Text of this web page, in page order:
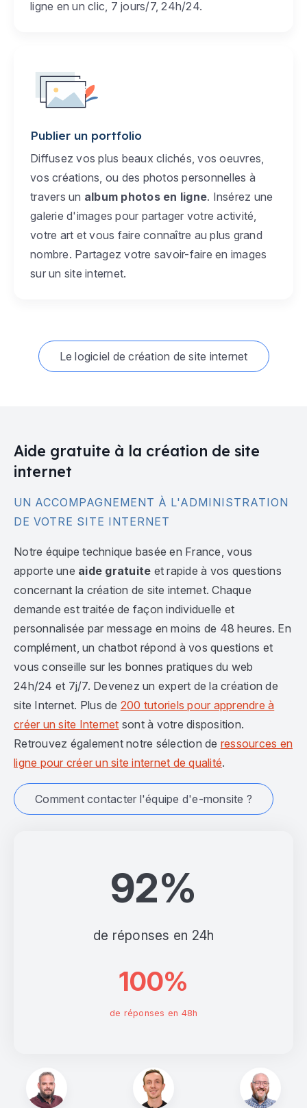
ligne en un clic, 7 jours/7, 24h/24.
Publier un portfolio
Diffusez vos plus beaux clichés, vos oeuvres,
vos créations, ou des photos personnelles à
travers un album photos en ligne. Insérez une
galerie d'images pour partager votre activité,
votre art et vous faire connaître au plus grand
nombre. Partagez votre savoir-faire en images
sur un site internet.
Le logiciel de création de site internet
92%
de réponses en 24h
100%
de réponses en 48h
Aide gratuite à la création de site
internet
UN ACCOMPAGNEMENT À L'ADMINISTRATION
DE VOTRE SITE INTERNET
Notre équipe technique basée en France, vous
apporte une aide gratuite et rapide à vos questions
concernant la création de site internet. Chaque
demande est traitée de façon individuelle et
personnalisée par message en moins de 48 heures. En
complément, un chatbot répond à vos questions et
vous conseille sur les bonnes pratiques du web
24h/24 et 7j/7. Devenez un expert de la création de
site Internet. Plus de 200 tutoriels pour apprendre à
créer un site Internet sont à votre disposition.
Retrouvez également notre sélection de ressources en
ligne pour créer un site internet de qualité.
Comment contacter l'équipe d'e-monsite ?